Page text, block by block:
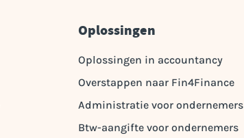
Oplossingen
Oplossingen in accountancy
Overstappen naar Fin4Finance
Administratie voor ondernemers
Btw-aangifte voor ondernemers